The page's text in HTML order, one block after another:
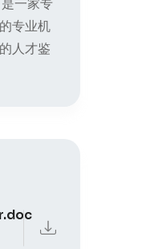
一家专
专业机
人才鉴